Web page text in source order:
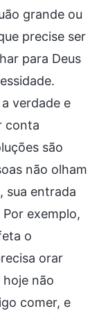
grande ou
precise ser
para Deus
verdade e
conta
são
não olham
sua entrada
exemplo,
o
orar
hoje não
comer, e